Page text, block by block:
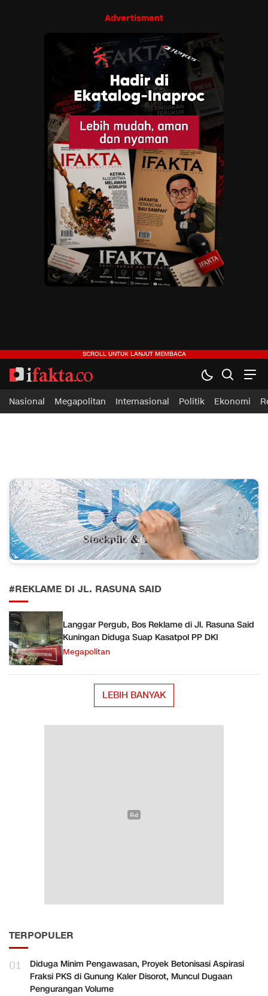
Advertisment
ifakta.co
#pastibenar
Nasional Megapolitan Internasional Politik Ekonomi
#REKLAME DI JL. RASUNA SAID
Langgar Pergub, Bos Reklame di Jl. Rasuna Said
Kuningan Diduga Suap Kasatpol PP DKI
Megapolitan
LEBIH BANYAK
TERPOPULER
01
Diduga Minim Pengawasan, Proyek Betonisasi Aspirasi
Fraksi PKS di Gunung Kaler Disorot, Muncul Dugaan
Pengurangan Volume